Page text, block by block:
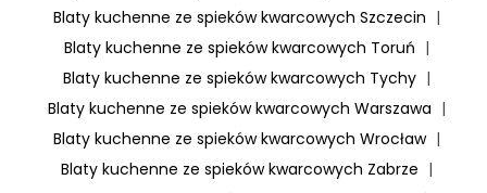
Blaty kuchenne ze spieków kwarcowych Szczecin |
Blaty kuchenne ze spieków kwarcowych Toruń |
Blaty kuchenne ze spieków kwarcowych Tychy |
Blaty kuchenne ze spieków kwarcowych Warszawa |
Blaty kuchenne ze spieków kwarcowych Wrocław |
Blaty kuchenne ze spieków kwarcowych Zabrze |